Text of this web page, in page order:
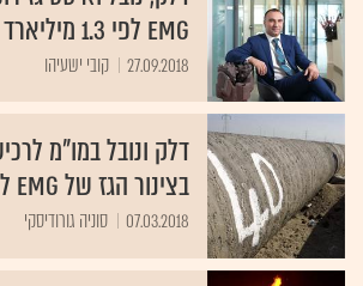
EMG לפי 1.3 מיליארד דולר
27.09.2018 קובי ישעיהו
דלק ונובל במו"מ
בצינור הגז של EMG למצרים
07.03.2018 סוניה גורודיסקי